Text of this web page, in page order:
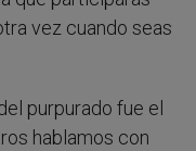
vez cuando seas
purpurado fue el
hablamos con